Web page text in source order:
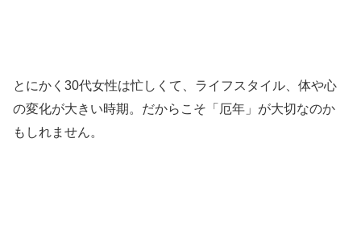
とにかく30代女性は忙しくて、ライフスタイル、体や心
の変化が大きい時期。だからこそ「厄年」が大切なのか
もしれません。